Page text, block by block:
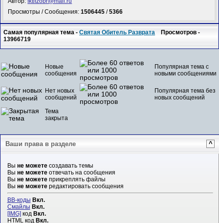
Просмотры / Сообщения:1506445 /5366
Самая популярная тема -Святая Обитель Разврата Просмотров -
13966719
Новые
сообщения
Популярная тема с
новыми сообщениями
Нет новых
сообщений
Популярная тема без
новых сообщений
Тема
закрыта
Ваши права в разделе ^
Вы не можетесоздавать темы
Вы не можетеотвечать на сообщения
Вы не можетеприкреплять файлы
Вы не можетередактировать сообщения
BB-коды Вкл.
Смайлы Вкл.
[IMG]код Вкл.
HTML код Вкл.